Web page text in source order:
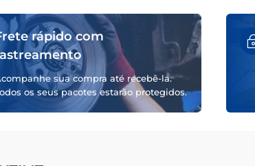
rápido com
sua compra até recebê-la.
os seus pacotes estarão protegidos.